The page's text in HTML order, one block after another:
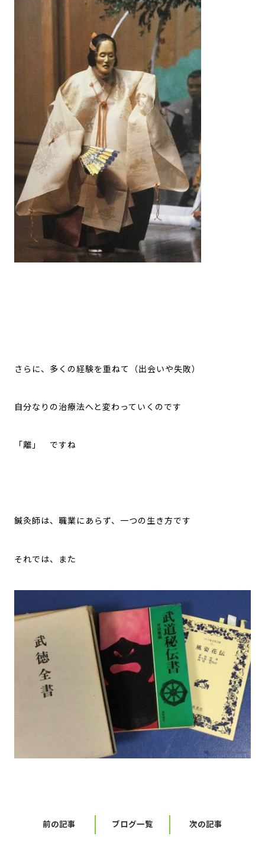
さらに、多くの経験を重ねて（出会いや失敗）
自分なりの治療法へと変わっていくのです
「離」 ですね
鍼灸師は、職業にあらず、一つの生き方です
それでは、また
前の記事 ブログ一覧 次の記事